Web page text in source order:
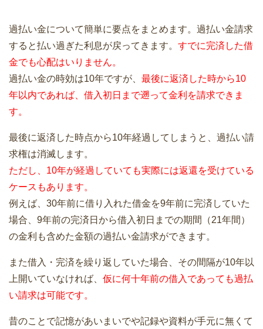
過払い金について簡単に要点をまとめます。過払い金請求
すると払い過ぎた利息が戻ってきます。 すでに完済した借
金でも心配はいりません。
過払い金の時効は10年ですが、 最後に返済した時から10
年以内であれば、借入初日まで遡って金利を請求できま
す。
最後に返済した時点から10年経過してしまうと、過払い請
求権は消滅します。
ただし、10年が経過していても実際には返還を受けている
ケースもあります。
例えば、30年前に借り入れた借金を9年前に完済していた
場合、9年前の完済日から借入初日までの期間（21年間）
の金利も含めた金額の過払い金請求ができます。
また借入・完済を繰り返していた場合、その間隔が10年以
上開いていなければ、 仮に何十年前の借入であっても過払
い請求は可能です。
昔のことで記憶があいまいでや記録や資料が手元に無くて